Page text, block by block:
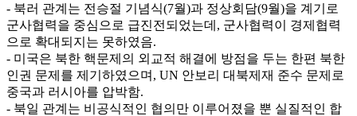
- 북러 관계는 전승절 기념식(7월)과 정상회담(9월)을 계기로
군사협력을 중심으로 급진전되었는데, 군사협력이 경제협력
으로 확대되지는 못하였음.
- 미국은 북한 핵문제의 외교적 해결에 방점을 두는 한편 북한
인권 문제를 제기하였으며, UN 안보리 대북제재 준수 문제로
중국과 러시아를 압박함.
- 북일 관계는 비공식적인 협의만 이루어졌을 뿐 실질적인 합